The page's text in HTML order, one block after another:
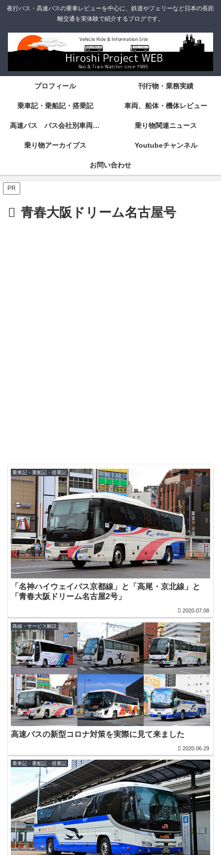
夜行バス・高速バスの乗車レビューを中心に、鉄道やフェリーなど日本の長距
離交通を実体験で紹介するブログです。
プロフィール 刊行物・業務実績
乗車記・乗船記・搭乗記 車両、船体・機体レビュー
高速バス バス会社別車両・設備・シート紹介 乗り物関連ニュース
乗り物アーカイブス Youtubeチャンネル
お問い合わせ
PR
青春大阪ドリーム名古屋号
乗車記・乗船記・搭乗記
「名神ハイウェイバス京都線」と「高尾・京北線」と
「青春大阪ドリーム名古屋2号」
2020.07.08
路線・サービス解説
高速バスの新型コロナ対策を実際に見て来ました
2020.06.29
乗車記・乗船記・搭乗記